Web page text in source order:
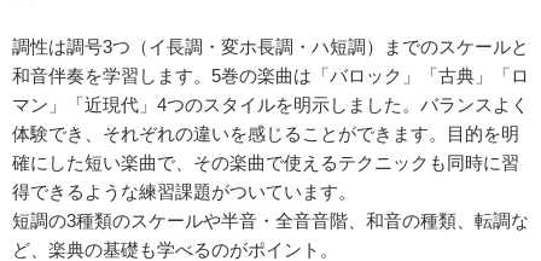
調性は調号3つ（イ長調・変ホ長調・ハ短調）までのスケールと
和音伴奏を学習します。5巻の楽曲は「バロック」「古典」「ロ
マン」「近現代」4つのスタイルを明示しました。バランスよく
体験でき、それぞれの違いを感じることができます。目的を明
確にした短い楽曲で、その楽曲で使えるテクニックも同時に習
得できるような練習課題がついています。
短調の3種類のスケールや半音・全音音階、和音の種類、転調な
ど、楽典の基礎も学べるのがポイント。